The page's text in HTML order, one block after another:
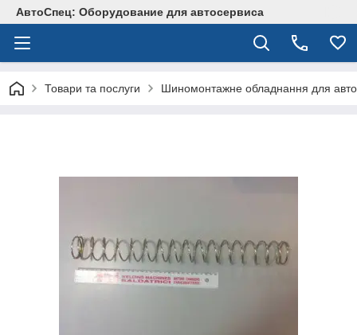
АвтоСпец: Оборудование для автосервиса
Товари та послуги Шиномонтажне обладнання для